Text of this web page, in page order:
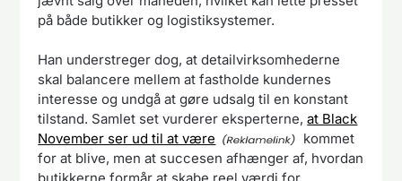
på både butikker og logistiksystemer.
Han understreger dog, at detailvirksomhederne
skal balancere mellem at fastholde kundernes
interesse og undgå at gøre udsalg til en konstant
tilstand. Samlet set vurderer eksperterne,at Black
November ser ud til at være
kommet
for at blive, men at succesen afhænger af, hvordan